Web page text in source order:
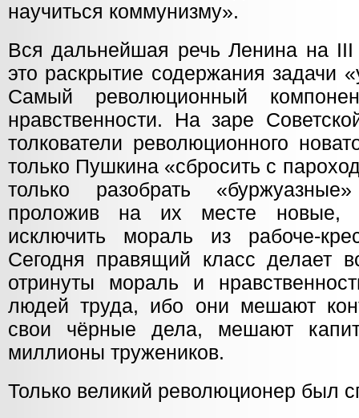
научиться коммунизму».
Вся дальнейшая речь Ленина на
это раскрытие содержания задачи
Самый революционный
нравственности. На заре
толкователи революционного
только Пушкина «сбросить с
только разобрать
проложив на их месте новые,
исключить мораль из рабоче-
Сегодня правящий класс делает
отринуты мораль и
людей труда, ибо они мешают
свои чёрные дела, мешают
миллионы тружеников.
Только великий революционер был